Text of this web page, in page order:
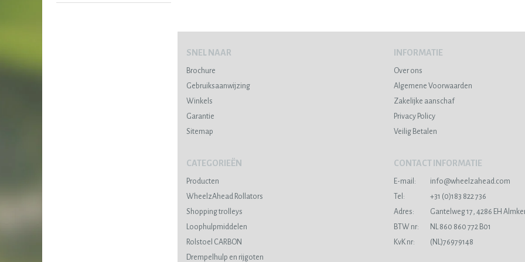
SNEL NAAR
Brochure
Gebruiksaanwijzing
Winkels
Garantie
Sitemap
INFORMATIE
Over ons
Algemene Voorwaarden
Zakelijke aanschaf
Privacy Policy
Veilig Betalen
CATEGORIEËN
Producten
WheelzAhead Rollators
Shopping trolleys
Loophulpmiddelen
Rolstoel CARBON
Drempelhulp en rijgoten
CONTACT INFORMATIE
E-mail:
info@wheelzahead.com
Tel:
+31 (0)183 822 736
Adres:
Gantelweg 17, 4286 EH
BTW nr:
NL 860 860 772 B01
KvK nr:
(NL)76979148